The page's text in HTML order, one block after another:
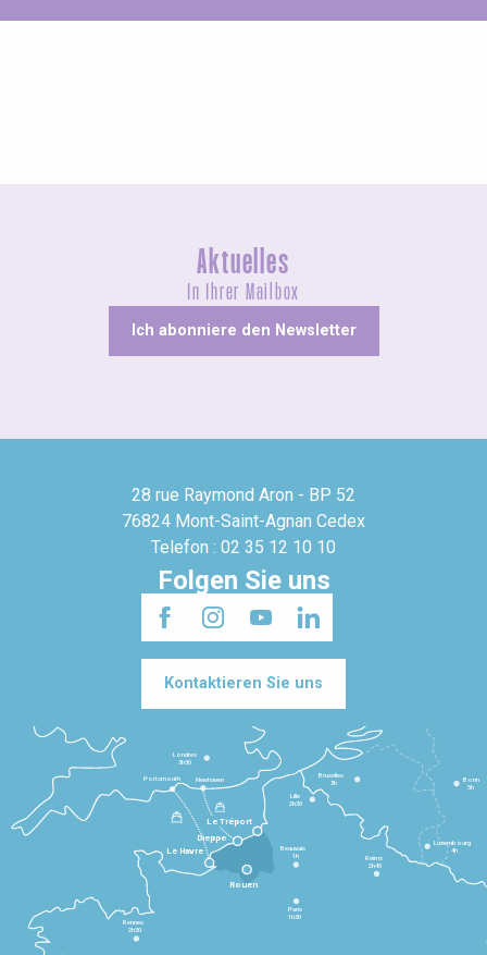
Aktuelles
In Ihrer Mailbox
Ich abonniere den Newsletter
28 rue Raymond Aron - BP 52
76824 Mont-Saint-Agnan Cedex
Telefon : 02 35 12 10 10
Folgen Sie uns
Kontaktieren Sie uns
Le Havre
Dieppe
Le Tréport
Rennes
2h30
Paris
1h30
Beauvais
1h
Reims
2h45
Lille
2h30
Bruxelles
3h
Londres
3h30
Newhaven
Portsmouth
Bonn
5h
Luxembourg
4h
Rouen